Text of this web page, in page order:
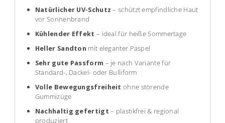
Natürlicher UV-Schutz – schützt empfindliche Haut
vor Sonnenbrand
Kühlender Effekt – ideal für heiße Sommertage
Heller Sandton mit eleganter Paspel
Sehr gute Passform – je nach Variante für
Standard-, Dackel- oder Bulliform
Volle Bewegungsfreiheit ohne störende
Gummizüge
Nachhaltig gefertigt – plastikfrei & regional
produziert